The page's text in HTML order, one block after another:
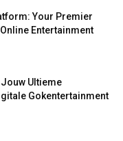
Your Premier
Entertainment
Ultieme
Gokentertainment